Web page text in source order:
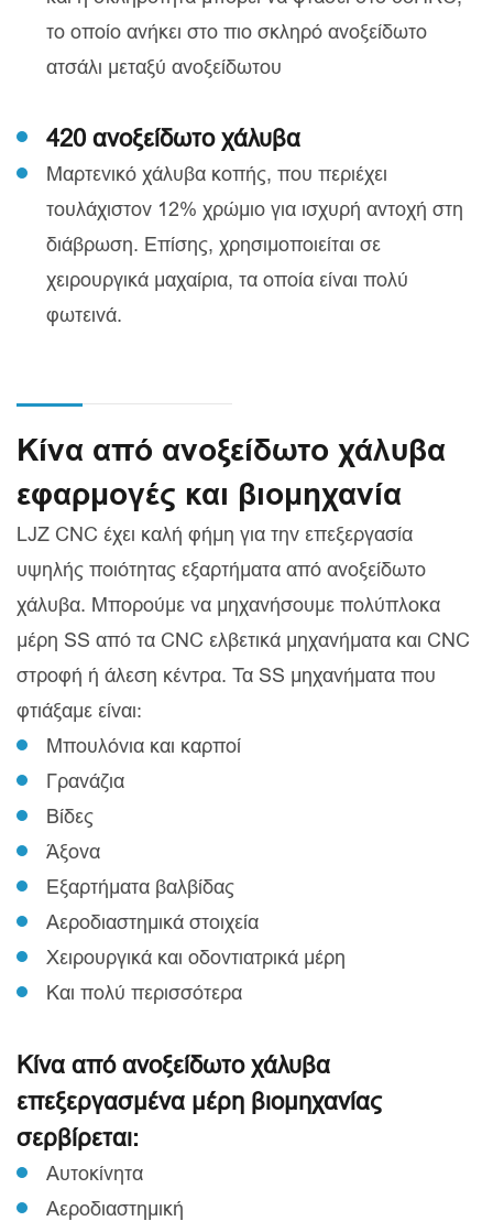
το οποίο ανήκει στο πιο σκληρό ανοξείδωτο
ατσάλι μεταξύ ανοξείδωτου
420 ανοξείδωτο χάλυβα
Μαρτενικό χάλυβα κοπής, που περιέχει
τουλάχιστον 12% χρώμιο για ισχυρή αντοχή στη
διάβρωση. Επίσης, χρησιμοποιείται σε
χειρουργικά μαχαίρια, τα οποία είναι πολύ
φωτεινά.
Κίνα από ανοξείδωτο χάλυβα
εφαρμογές και βιομηχανία
LJZ CNC έχει καλή φήμη για την επεξεργασία
υψηλής ποιότητας εξαρτήματα από ανοξείδωτο
χάλυβα. Μπορούμε να μηχανήσουμε πολύπλοκα
μέρη SS από τα CNC ελβετικά μηχανήματα και CNC
στροφή ή άλεση κέντρα. Τα SS μηχανήματα που
φτιάξαμε είναι:
Μπουλόνια και καρποί
Γρανάζια
Βίδες
Άξονα
Εξαρτήματα βαλβίδας
Αεροδιαστημικά στοιχεία
Χειρουργικά και οδοντιατρικά μέρη
Και πολύ περισσότερα
Κίνα από ανοξείδωτο χάλυβα
επεξεργασμένα μέρη βιομηχανίας
σερβίρεται:
Αυτοκίνητα
Αεροδιαστημική